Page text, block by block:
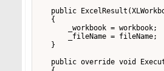
public
    {
        _workbook = workbook;
        _fileName = fileName;
    }
public override void